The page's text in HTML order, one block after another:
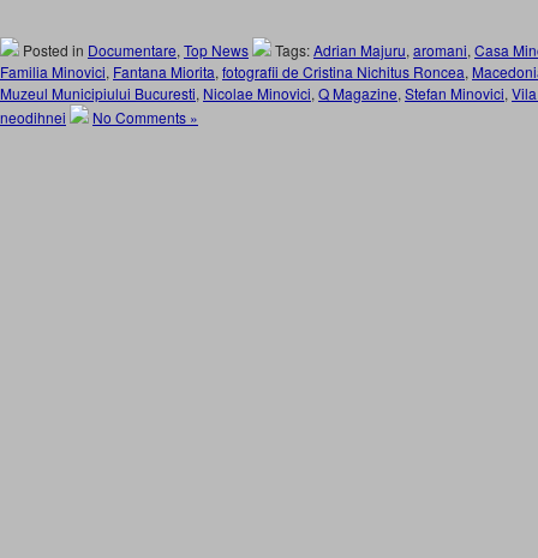
Posted in Documentare, Top News Tags:Adrian Majuru, aromani, Casa
Familia Minovici, Fantana Miorita, fotografii de Cristina Nichitus Roncea,
Muzeul Municipiului Bucuresti, Nicolae Minovici, Q Magazine, Stefan Minovici,
neodihnei
No Comments »